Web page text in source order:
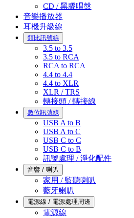
CD / 黑膠唱盤
音樂播放器
耳機升級線
類比訊號線
3.5 to 3.5
3.5 to RCA
RCA to RCA
4.4 to 4.4
4.4 to XLR
XLR / TRS
轉接頭 / 轉接線
數位訊號線
USB A to B
USB A to C
USB C to C
USB C to B
訊號處理 / 淨化配件
音響 / 喇叭
家用 / 監聽喇叭
藍牙喇叭
電源線 / 電源處理周邊
電源線